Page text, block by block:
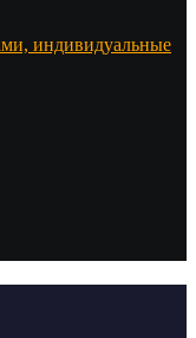
индивидуальные